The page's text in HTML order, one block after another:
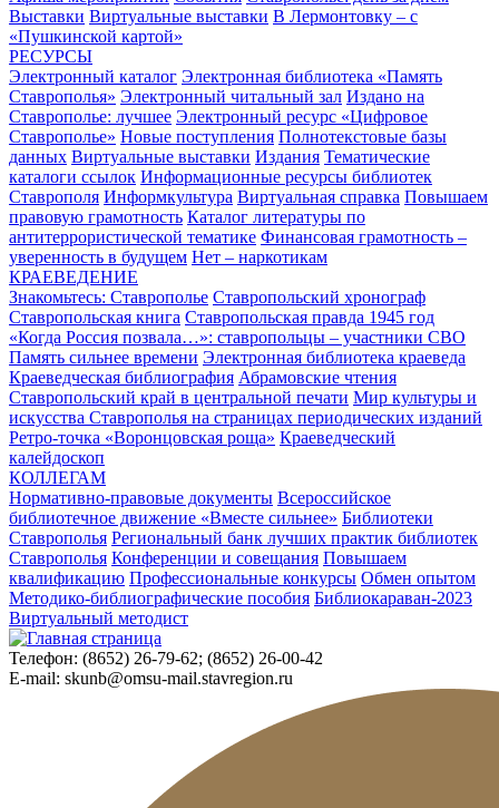
Выставки Виртуальные выставки В Лермонтовку – с
«Пушкинской картой»
РЕСУРСЫ
Электронный каталог Электронная библиотека «Память
Ставрополья» Электронный читальный зал Издано на
Ставрополье: лучшее Электронный ресурс «Цифровое
Ставрополье» Новые поступления Полнотекстовые базы
данных Виртуальные выставки Издания Тематические
каталоги ссылок Информационные ресурсы библиотек
Ставрополя Информкультура Виртуальная справка Повышаем
правовую грамотность Каталог литературы по
антитеррористической тематике Финансовая грамотность –
уверенность в будущем Нет – наркотикам
КРАЕВЕДЕНИЕ
Знакомьтесь: Ставрополье Ставропольский хронограф
Ставропольская книга Ставропольская правда 1945 год
«Когда Россия позвала…»: ставропольцы – участники СВО
Память сильнее времени Электронная библиотека краеведа
Краеведческая библиография Абрамовские чтения
Ставропольский край в центральной печати Мир культуры и
искусства Ставрополья на страницах периодических изданий
Ретро-точка «Воронцовская роща» Краеведческий
калейдоскоп
КОЛЛЕГАМ
Нормативно-правовые документы Всероссийское
библиотечное движение «Вместе сильнее» Библиотеки
Ставрополья Региональный банк лучших практик библиотек
Ставрополья Конференции и совещания Повышаем
квалификацию Профессиональные конкурсы Обмен опытом
Методико-библиографические пособия Библиокараван-2023
Виртуальный методист
Телефон: (8652) 26-79-62; (8652) 26-00-42
E-mail: skunb@omsu-mail.stavregion.ru